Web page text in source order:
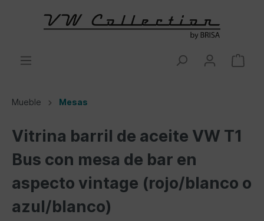
Mueble Mesas
Vitrina barril de aceite VW T1
Bus con mesa de bar en
aspecto vintage (rojo/blanco o
azul/blanco)